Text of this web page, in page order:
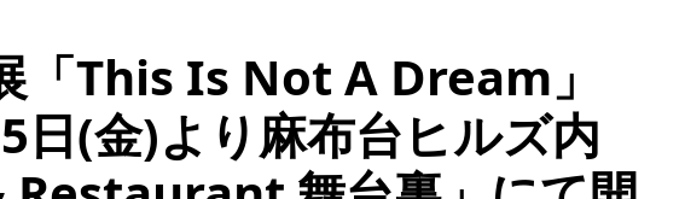
「This Is Not A Dream」
日(金)より麻布台ヒルズ内